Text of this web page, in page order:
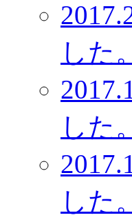
した。
した。
した。